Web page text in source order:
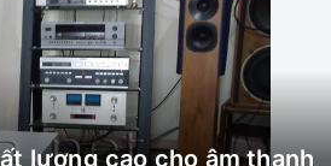
lượng cao cho âm thanh